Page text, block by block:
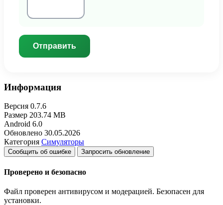
Отправить
Информация
Версия 0.7.6
Размер 203.74 MB
Android 6.0
Обновлено 30.05.2026
Категория Симуляторы
Сообщить об ошибке Запросить обновление
Проверено и безопасно
Файл проверен антивирусом и модерацией. Безопасен для
установки.